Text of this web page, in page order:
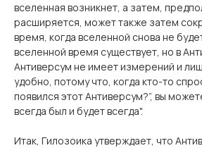
вселенная возникнет, а затем,
расширяется, может также затем
время, когда вселенной снова не
вселенной время существует, но в
Антиверсум не имеет измерений и
удобно, потому что, когда кто-то
появился этот Антиверсум?”, вы
всегда был и будет всегда".
Итак, Гилозоика утверждает, что